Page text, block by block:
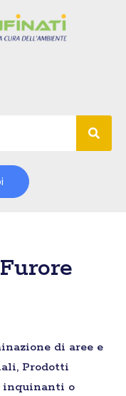
di aree e
Prodotti
inquinanti o